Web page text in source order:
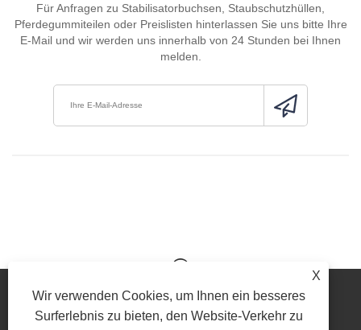
X
Wir verwenden Cookies, um Ihnen ein besseres
Surferlebnis zu bieten, den Website-Verkehr zu
Für Anfragen zu Stabilisatorbuchsen, Staubschutzhüllen,
Pferdegummiteilen oder Preislisten hinterlassen Sie uns bitte Ihre
E-Mail und wir werden uns innerhalb von 24 Stunden bei Ihnen
melden.